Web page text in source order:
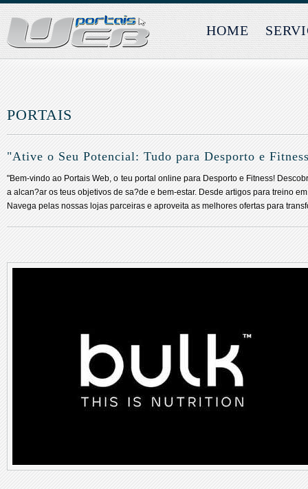
HOME
PORTAIS
"Ative o Seu Potencial: Tudo para Desporto e
"Bem-vindo ao Portais Web, o teu portal online para Desporto e Fitness!
a alcan?ar os teus objetivos de sa?de e bem-estar. Desde artigos para treino
Navega pelas nossas lojas parceiras e aproveita as melhores ofertas para